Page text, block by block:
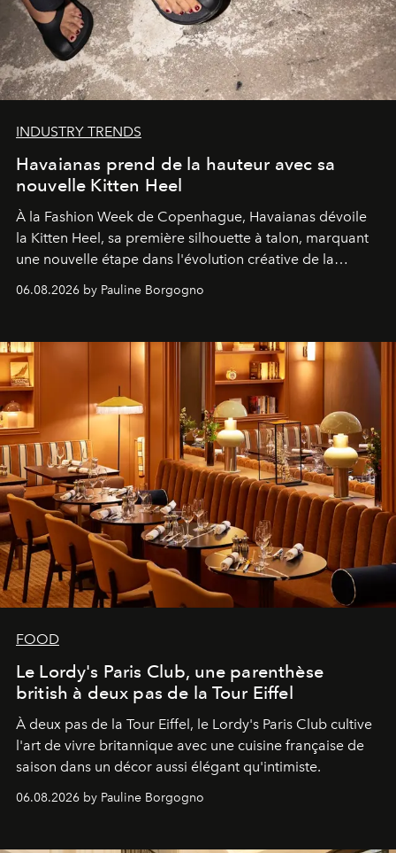
INDUSTRY TRENDS
Havaianas prend de la hauteur avec sa
nouvelle Kitten Heel
À la Fashion Week de Copenhague, Havaianas dévoile
la Kitten Heel, sa première silhouette à talon, marquant
une nouvelle étape dans l'évolution créative de la
06.08.2026 by Pauline Borgogno
FOOD
Le Lordy's Paris Club, une parenthèse
british à deux pas de la Tour Eiffel
À deux pas de la Tour Eiffel, le Lordy's Paris Club cultive
l'art de vivre britannique avec une cuisine française de
saison dans un décor aussi élégant qu'intimiste.
06.08.2026 by Pauline Borgogno